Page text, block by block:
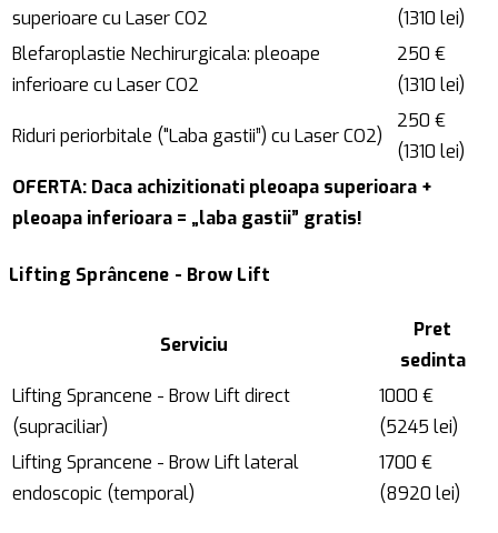
superioare cu Laser CO2
(1310 lei)
Blefaroplastie Nechirurgicala: pleoape
inferioare cu Laser CO2
250 €
(1310 lei)
Riduri periorbitale ("Laba gastii”) cu Laser CO2)
250 €
(1310 lei)
OFERTA: Daca achizitionati pleoapa superioara +
pleoapa inferioara = „laba gastii” gratis!
Lifting Sprâncene - Brow Lift
Serviciu
Pret
sedinta
Lifting Sprancene - Brow Lift direct
(supraciliar)
1000 €
(5245 lei)
Lifting Sprancene - Brow Lift lateral
endoscopic (temporal)
1700 €
(8920 lei)